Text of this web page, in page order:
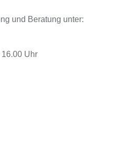
und Beratung unter:
Uhr